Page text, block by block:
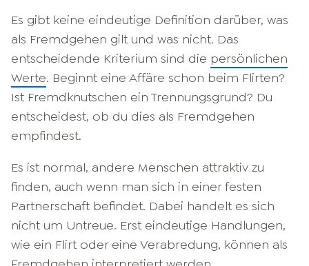
Es gibt keine eindeutige Definition darüber, was
als Fremdgehen gilt und was nicht. Das
entscheidende Kriterium sind die persönlichen
Werte. Beginnt eine Affäre schon beim Flirten?
Ist Fremdknutschen ein Trennungsgrund? Du
entscheidest, ob du dies als Fremdgehen
empfindest.
Es ist normal, andere Menschen attraktiv zu
finden, auch wenn man sich in einer festen
Partnerschaft befindet. Dabei handelt es sich
nicht um Untreue. Erst eindeutige Handlungen,
wie ein Flirt oder eine Verabredung, können als